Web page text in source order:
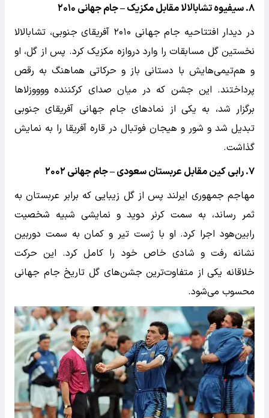
۸. سیفیوه تشابالالا مقابل مکزیک – جام جهانی ۲۰۱۰
در دیدار افتتاحیه جام جهانی ۲۰۱۰ آفریقای جنوبی، تشابالالا
نخستین گل مسابقات را وارد دروازه مکزیک کرد. پس از گل، او
و هم‌تیمی‌هایش با دستانی باز و حرکاتی هماهنگ به رقص
پرداختند. این جشن که در میان صدای کرکننده ووووزلاها
برگزار شد، به یکی از نمادهای جام جهانی آفریقای جنوبی
تبدیل شد و شور و هیجان فوتبال در قاره آفریقا را به نمایش
گذاشت.
۷. رابی کین مقابل عربستان سعودی – جام جهانی ۲۰۰۲
مهاجم جمهوری ایرلند پس از گل زیبایی که برابر عربستان به
ثمر رساند، به سمت کرنر دوید و نمایشی شبیه شخصیت
رابین‌هود اجرا کرد. او با ژست تیر و کمان به سمت دوربین
نشانه رفت و شادی خاص خود را کامل کرد. این حرکت
خلاقانه یکی از متفاوت‌ترین جشن‌های گل تاریخ جام جهانی
محسوب می‌شود.